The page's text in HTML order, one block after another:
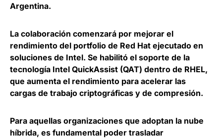
Argentina.
La colaboración comenzará por mejorar el
rendimiento del portfolio de Red Hat ejecutado en
soluciones de Intel. Se habilitó el soporte de la
tecnología Intel QuickAssist (QAT) dentro de RHEL,
que aumenta el rendimiento para acelerar las
cargas de trabajo criptográficas y de compresión.
Para aquellas organizaciones que adoptan la nube
híbrida, es fundamental poder trasladar